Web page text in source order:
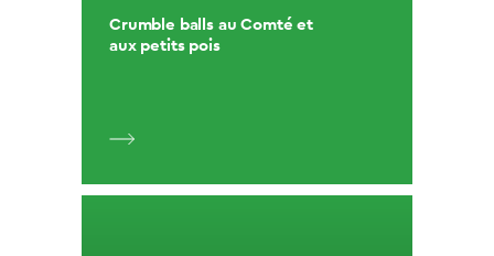
Crumble balls au Comté et
aux petits pois